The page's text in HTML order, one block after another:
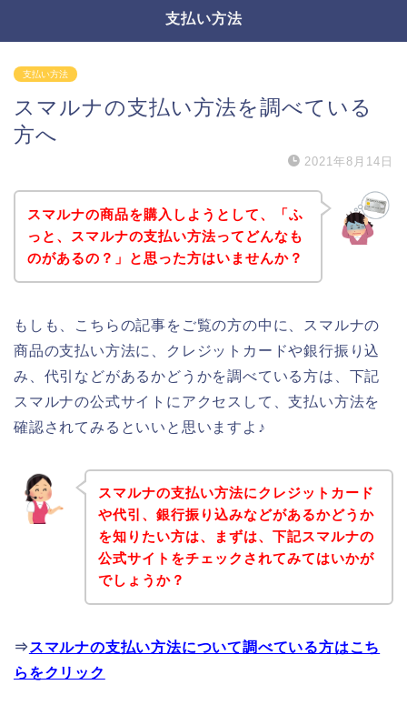
支払い方法
支払い方法
スマルナの支払い方法を調べている
方へ
2021年8月14日
スマルナの商品を購入しようとして、「ふ
っと、スマルナの支払い方法ってどんなも
のがあるの？」と思った方はいませんか？
もしも、こちらの記事をご覧の方の中に、スマルナの
商品の支払い方法に、クレジットカードや銀行振り込
み、代引などがあるかどうかを調べている方は、下記
スマルナの公式サイトにアクセスして、支払い方法を
確認されてみるといいと思いますよ♪
スマルナの支払い方法にクレジットカード
や代引、銀行振り込みなどがあるかどうか
を知りたい方は、まずは、下記スマルナの
公式サイトをチェックされてみてはいかが
でしょうか？
⇒ スマルナの支払い方法について調べている方はこち
らをクリック